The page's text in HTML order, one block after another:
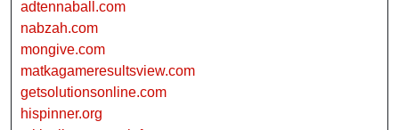
adtennaball.com
nabzah.com
mongive.com
matkagameresultsview.com
getsolutionsonline.com
hispinner.org